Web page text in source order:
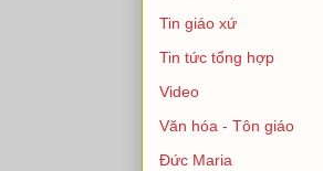
Tin giáo xứ
Tin tức tổng hợp
Video
Văn hóa - Tôn giáo
Đức Maria